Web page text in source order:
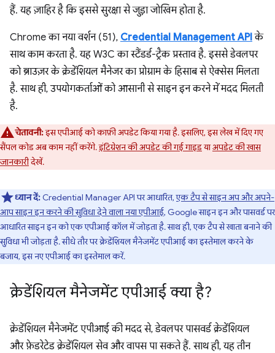
हैं. यह ज़ाहिर है कि इससे सुरक्षा से जुड़ा जोखिम होता है.
Chrome का नया वर्शन (51), Credential Management APIके
साथ काम करता है. यह W3C का स्टैंडर्ड-ट्रैक प्रस्ताव है. इससे डेवलपर
को ब्राउज़र के क्रेडेंशियल मैनेजर का प्रोग्राम के हिसाब से ऐक्सेस मिलता
है. साथ ही, उपयोगकर्ताओं को आसानी से साइन इन करने में मदद मिलती
है.
चेतावनी:इस एपीआई को काफ़ी अपडेट किया गया है. इसलिए, इस लेख में दिए गए
सैंपल कोड अब काम नहीं करेंगे.इंटिग्रेशन की अपडेट की गई गाइडयाअपडेट की खास
जानकारीदेखें.
ध्यान दें: Credential Manager API पर आधारित,एक टैप से साइन अप और अपने-
आप साइन इन करने की सुविधा देने वाला नया एपीआई, Google साइन इन और पासवर्ड पर
आधारित साइन इन को एक एपीआई कॉल में जोड़ता है. साथ ही, एक टैप से खाता बनाने की
सुविधा भी जोड़ता है. सीधे तौर पर क्रेडेंशियल मैनेजमेंट एपीआई का इस्तेमाल करने के
बजाय, इस नए एपीआई का इस्तेमाल करें.
क्रेडेंशियल मैनेजमेंट एपीआई क्या है?
क्रेडेंशियल मैनेजमेंट एपीआई की मदद से, डेवलपर पासवर्ड क्रेडेंशियल
और फ़ेडरेटेड क्रेडेंशियल सेव और वापस पा सकते हैं. साथ ही, यह तीन